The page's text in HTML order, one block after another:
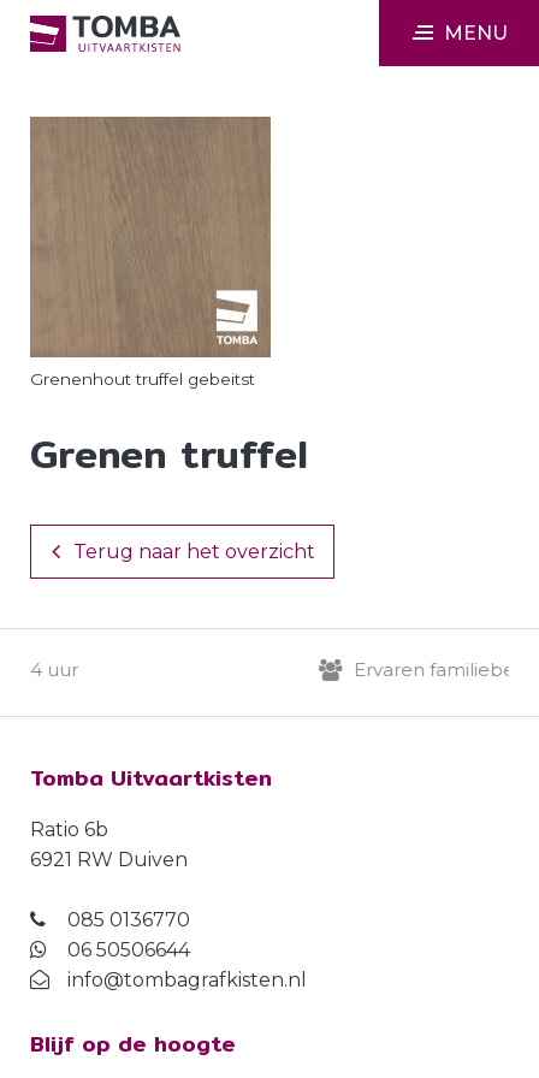
MENU
Grenenhout truffel gebeitst
Grenen truffel
Terug naar het overzicht
uur Ervaren familiebedrijf
Tomba Uitvaartkisten
Ratio 6b
6921 RW Duiven
085 0136770
06 50506644
info@tombagrafkisten.nl
Blijf op de hoogte